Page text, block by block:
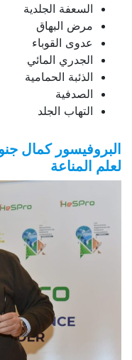
السعفة الجلدية
مرض البهاق
عدوى القوباء
الجدري المائي
الذئبة الحمامية
الصدفية
التهاب الجلد
البروفيسور كمال
لعلم المناعة